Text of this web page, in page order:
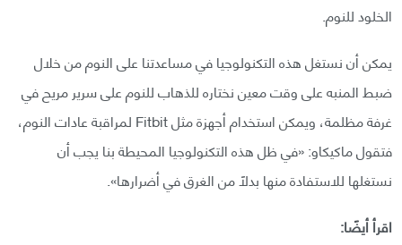
الخلود للنوم.
يمكن أن نستغل هذه التكنولوجيا في مساعدتنا على النوم من خلال
ضبط المنبه على وقت معين نختاره للذهاب للنوم على سرير مريح في
غرفة مظلمة، ويمكن استخدام أجهزة مثل Fitbit لمراقبة عادات النوم،
فتقول ماكيكاو: «في ظل هذه التكنولوجيا المحيطة بنا يجب أن
نستغلها للاستفادة منها بدلًا من الغرق في أضرارها».
اقرأ أيضًا: